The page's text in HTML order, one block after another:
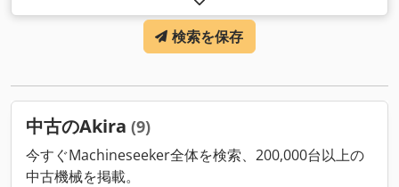
ーメーカー:FANUC, コントローラモデル:0-iMD, ワーク重量
2,300 kg（キログラム）, テーブル幅:
, スピンドルモーター出力:
検索を保存
中古のAkira (9)
今すぐMachineseeker全体を検索、200,000台以上の
中古機械を掲載。